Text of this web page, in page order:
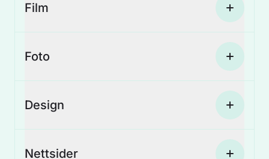
Film
Foto
Design
Nettsider